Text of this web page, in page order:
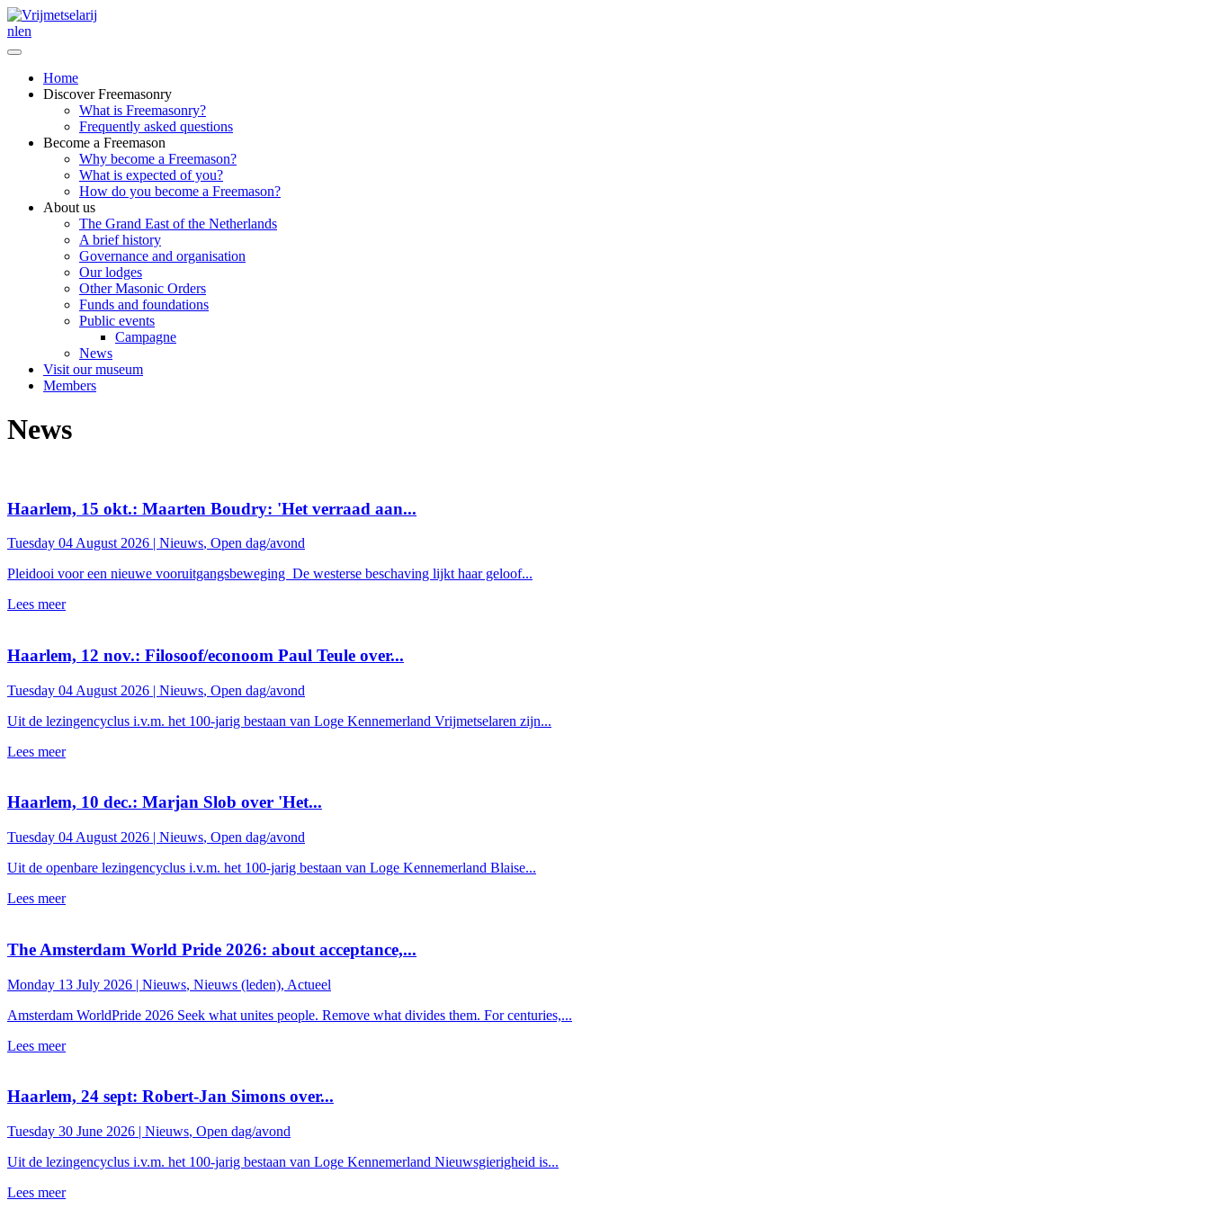
nlen
Home
Discover Freemasonry
What is Freemasonry?
Frequently asked questions
Become a Freemason
Why become a Freemason?
What is expected of you?
How do you become a Freemason?
About us
The Grand East of the Netherlands
A brief history
Governance and organisation
Our lodges
Other Masonic Orders
Funds and foundations
Public events
Campagne
News
Visit our museum
Members
News
Haarlem, 15 okt.: Maarten Boudry: 'Het verraad aan...
Tuesday 04 August 2026 | Nieuws, Open dag/avond
Pleidooi voor een nieuwe vooruitgangsbeweging De westerse beschaving lijkt haar geloof...
Lees meer
Haarlem, 12 nov.: Filosoof/econoom Paul Teule over...
Tuesday 04 August 2026 | Nieuws, Open dag/avond
Uit de lezingencyclus i.v.m. het 100-jarig bestaan van Loge Kennemerland Vrijmetselaren zijn...
Lees meer
Haarlem, 10 dec.: Marjan Slob over 'Het...
Tuesday 04 August 2026 | Nieuws, Open dag/avond
Uit de openbare lezingencyclus i.v.m. het 100-jarig bestaan van Loge Kennemerland Blaise...
Lees meer
The Amsterdam World Pride 2026: about acceptance,...
Monday 13 July 2026 | Nieuws, Nieuws (leden), Actueel
Amsterdam WorldPride 2026 Seek what unites people. Remove what divides them. For centuries,...
Lees meer
Haarlem, 24 sept: Robert-Jan Simons over...
Tuesday 30 June 2026 | Nieuws, Open dag/avond
Uit de lezingencyclus i.v.m. het 100-jarig bestaan van Loge Kennemerland Nieuwsgierigheid is...
Lees meer